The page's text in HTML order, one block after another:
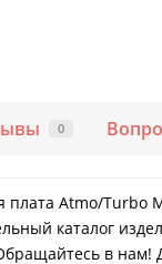
0
плата Atmo/Turbo
каталог
в нам!